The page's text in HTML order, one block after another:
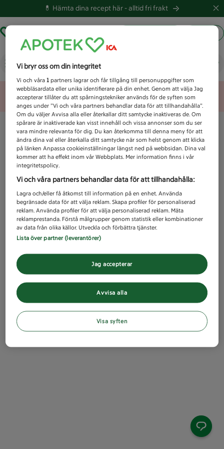
💊 Hämta dina recept här -alltid fri frakt
Vad letar du efter idag?
Unknown error
Vi bryr oss om din integritet
Vi och våra1 partners lagrar och får tillgång till personuppgifter som
webbläsardata eller unika identifierare på din enhet. Genom att välja Jag
accepterar tillåter du att spårningstekniker används för de syften som
anges under ”Vi och våra partners behandlar data för att tillhandahålla”.
Om du väljer Avvisa alla eller återkallar ditt samtycke inaktiveras de. Om
spårare är inaktiverade kan visst innehåll och vissa annonser som du ser
vara mindre relevanta för dig. Du kan återkomma till denna meny för att
ändra dina val eller återkalla ditt samtycke när som helst genom att klicka
på länken Anpassa cookieinställningar längst ned på webbsidan. Dina val
kommer att ha effekt inom vår Webbplats. Mer information finns i vår
integritetspolicy.
Vi och våra partners behandlar data för att tillhandahålla:
Lagra och/eller få åtkomst till information på en enhet. Använda
begränsade data för att välja reklam. Skapa profiler för personaliserad
reklam. Använda profiler för att välja personaliserad reklam. Mäta
reklamprestanda. Förstå målgrupper genom statistik eller kombinationer
av data från olika källor. Utveckla och förbättra tjänster.
Lista över partner (leverantörer)
Avvisa alla
Jag accepterar
Visa syften